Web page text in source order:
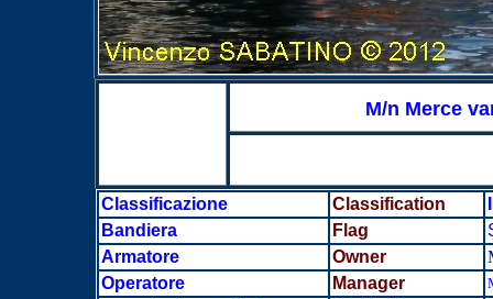
M/n Merce
Classificazione Classification
Bandiera
Flag
Armatore
Owner
Operatore
Manager